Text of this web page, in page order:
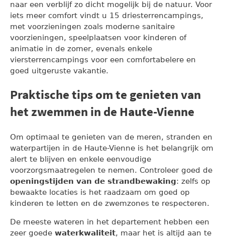
naar een verblijf zo dicht mogelijk bij de natuur. Voor
iets meer comfort vindt u 15 driesterrencampings,
met voorzieningen zoals moderne sanitaire
voorzieningen, speelplaatsen voor kinderen of
animatie in de zomer, evenals enkele
viersterrencampings voor een comfortabelere en
goed uitgeruste vakantie.
Praktische tips om te genieten van
het zwemmen in de Haute-Vienne
Om optimaal te genieten van de meren, stranden en
waterpartijen in de Haute-Vienne is het belangrijk om
alert te blijven en enkele eenvoudige
voorzorgsmaatregelen te nemen. Controleer goed de
openingstijden van de strandbewaking: zelfs op
bewaakte locaties is het raadzaam om goed op
kinderen te letten en de zwemzones te respecteren.
De meeste wateren in het departement hebben een
zeer goede waterkwaliteit, maar het is altijd aan te